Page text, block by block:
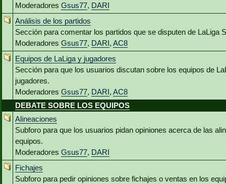
Moderadores Gsus77, DARI
Análisis de los partidos
Sección para comentar los partidos que se disputen de LaLiga
Moderadores Gsus77, DARI, AC8
Equipos de LaLiga y jugadores
Sección para que los usuarios discutan sobre los equipos de
jugadores.
Moderadores Gsus77, DARI, AC8
DEBATE SOBRE LOS EQUIPOS
Alineaciones
Subforo para que los usuarios pidan opiniones acerca de las
equipos.
Moderadores Gsus77, DARI
Fichajes
Subforo para pedir opiniones sobre fichajes o ventas en los